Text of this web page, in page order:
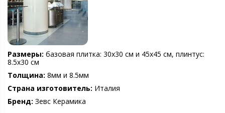
Размеры: базовая плитка: 30х30 см и 45х45 см, плинтус:
8.5х30 см
Толщина: 8мм и 8.5мм
Страна изготовитель: Италия
Бренд: Зевс Керамика